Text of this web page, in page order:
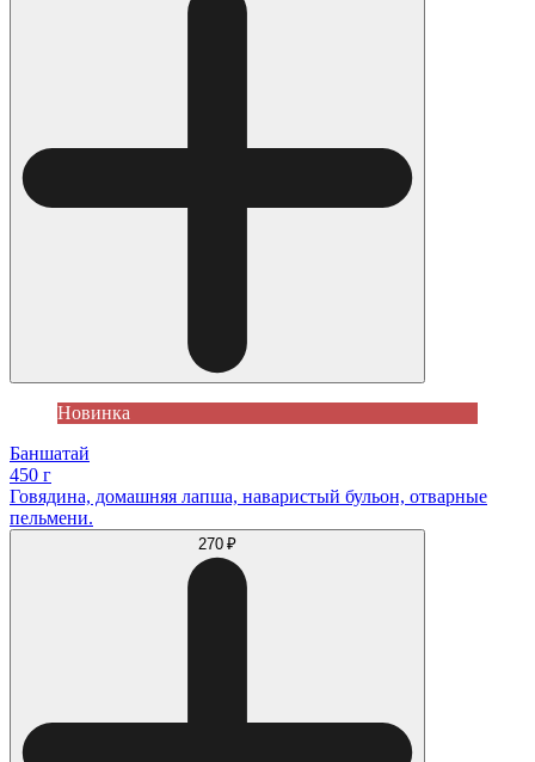
Новинка
Баншатай
450 г
Говядина, домашняя лапша, наваристый бульон, отварные
пельмени.
270 ₽